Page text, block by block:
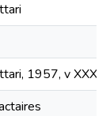
1957, v